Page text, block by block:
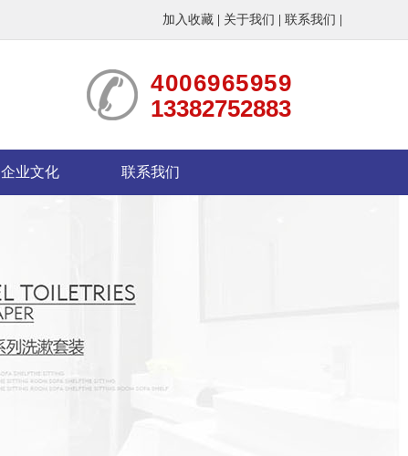
加入收藏 关于我们 联系我们
4006965959
13382752883
企业文化 联系我们